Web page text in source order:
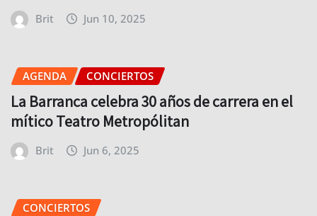
Brit Jun 10, 2025
AGENDA CONCIERTOS
La Barranca celebra 30 años de carrera en el
mítico Teatro Metropólitan
Brit Jun 6, 2025
CONCIERTOS